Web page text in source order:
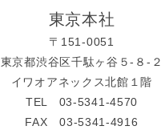
東京本社
〒151-0051
東京都渋谷区千駄ヶ谷５-８-２
イワオアネックス北館１階
TEL 03-5341-4570
FAX 03-5341-4916